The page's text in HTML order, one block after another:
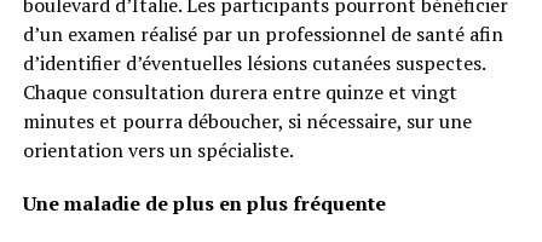
d’un examen réalisé par un professionnel de santé afin
d’identifier d’éventuelles lésions cutanées suspectes.
Chaque consultation durera entre quinze et vingt
minutes et pourra déboucher, si nécessaire, sur une
orientation vers un spécialiste.
Une maladie de plus en plus fréquente